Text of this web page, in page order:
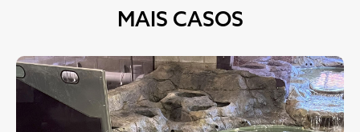
MAIS CASOS